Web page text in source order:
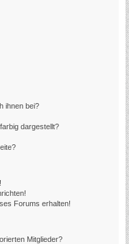
ihnen bei?
dargestellt?
Forums erhalten!
Mitglieder?